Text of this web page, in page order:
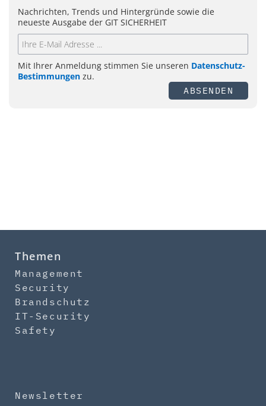
Nachrichten, Trends und Hintergründe sowie die
neueste Ausgabe der GIT SICHERHEIT
Mit Ihrer Anmeldung stimmen Sie unseren Datenschutz-
Bestimmungen zu.
ABSENDEN
Themen
Management
Security
Brandschutz
IT-Security
Safety
Newsletter